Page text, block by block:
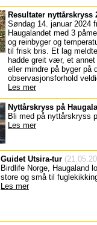
Resultater nyttårskryss
Søndag 14. januar 2024
Haugalandet med 3
og reinbyger og
til frisk bris. Et lag
hadde greit vær, et
eller mindre på byger på
observasjonsforhold
Les mer
Nyttårskryss på
Bli med på nyttårskryss
Les mer
Guidet Utsira-tur
Birdlife Norge, Haugaland
store og små til
Les mer